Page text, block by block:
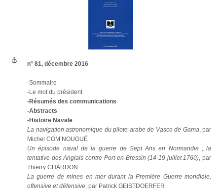
n° 81, décembre 2016
-Sommaire
-Le mot du président
-Résumés des communications
-Abstracts
-Histoire Navale
La navigation astronomique du pilote arabe de Vasco de Gama, par
Michel COM’NOUGUÉ
Un épisode naval de la guerre de Sept Ans en Normandie ; la
tentative des Anglais contre Port-en-Bressin (14-19 juillet 1760), par
Thierry CHARDON
La guerre de mines en mer durant la Première Guerre mondiale,
offensive et défensive, par Patrick GEISTDOERFER